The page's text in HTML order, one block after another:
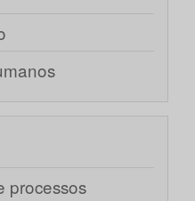
processos